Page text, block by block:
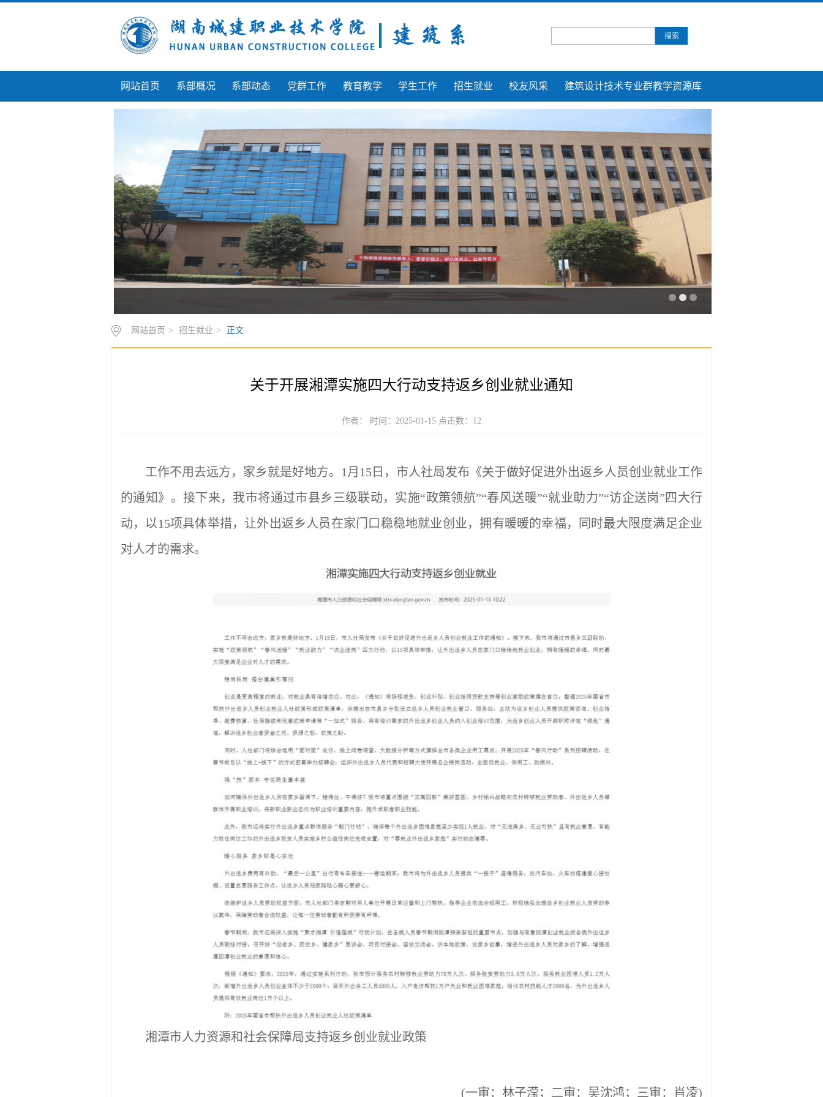
网站首页 系部概况 系部动态 党群工作 教育教学 学生工作 招生就业 校友风采 建筑设计技术专业群教学资源库
网站首页 > 招生就业 > 正文
关于开展湘潭实施四大行动支持返乡创业就业通知
作者： 时间：2025-01-15 点击数： 12
工作不用去远方，家乡就是好地方。 1月15日，市人社局发布《关于做好促进外出返乡人员创业就业工作
的通知》。接下来，我市将通过市县乡三级联动，实施“政策领航”“春风送暖”“就业助力”“访企送岗”四大行
动，以15项具体举措，让外出返乡人员在家门口稳稳地就业创业，拥有暖暖的幸福，同时最大限度满足企业
对人才的需求。
湘潭市人力资源和社会保障局支持返乡创业就业政策
(一审：林子滢；二审：吴沈鸿；三审：肖凌)